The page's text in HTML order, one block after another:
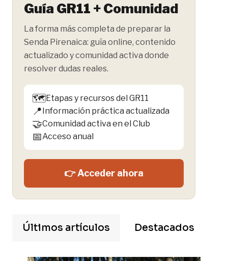
Guía GR11 + Comunidad
La forma más completa de preparar la
Senda Pirenaica: guía online, contenido
actualizado y comunidad activa donde
resolver dudas reales.
🗺️Etapas y recursos del GR11
📍Información práctica actualizada
🤝Comunidad activa en el Club
📅Acceso anual
👉 Acceder ahora
Últimos artículos Destacados